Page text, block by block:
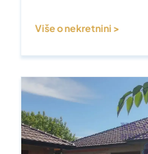
Više o nekretnini >